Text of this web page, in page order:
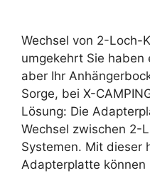
Wechsel von 2-Loch-
umgekehrt Sie haben
aber Ihr
Sorge, bei X-
Lösung: Die
Wechsel zwischen 2-
Systemen. Mit dieser
Adapterplatte können